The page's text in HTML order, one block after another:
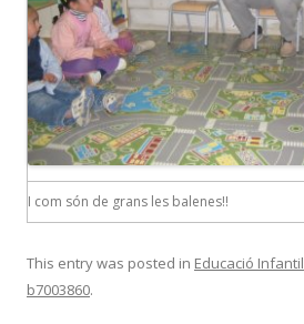
I com són de grans les balenes!!
This entry was posted in Educació Infantil
b7003860.